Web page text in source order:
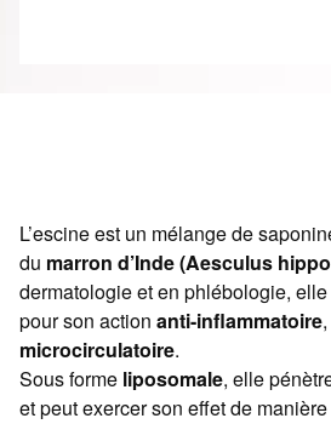
L’escine est un mélange de
du marron d’Inde (Aesculus
dermatologie et en phlébologie,
pour son action anti-inflammatoire,
microcirculatoire.
Sous forme liposomale, elle
et peut exercer son effet de